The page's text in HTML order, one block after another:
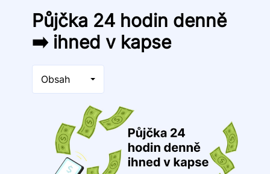
Půjčka 24 hodin denně
➡️ ihned v kapse
Obsah